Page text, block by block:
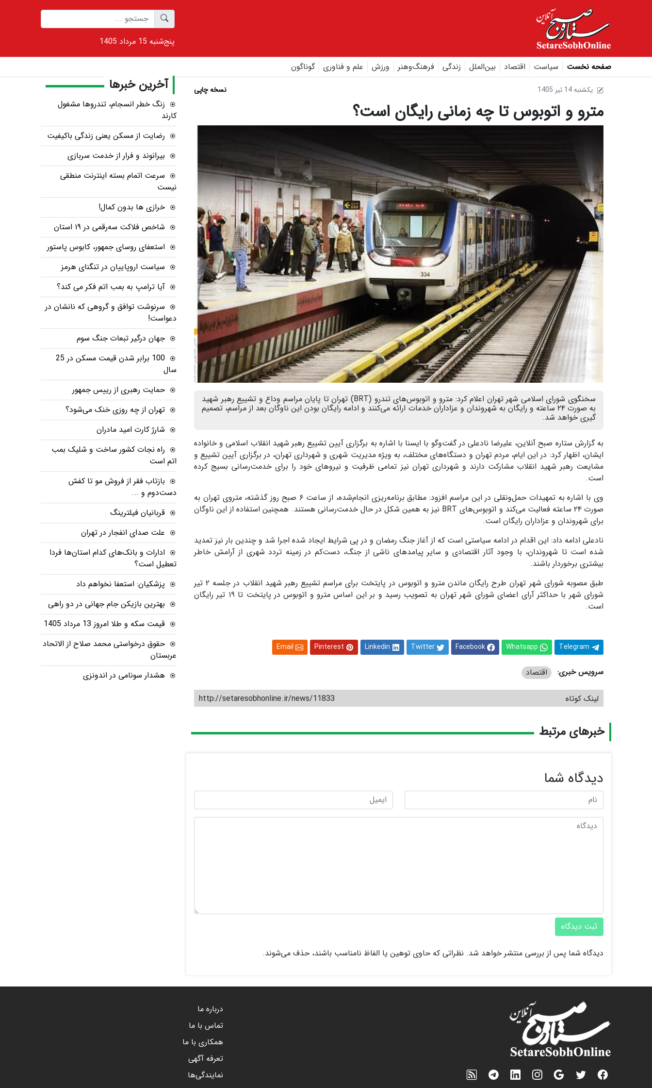
1405 پنج‌شنبه 15 مرداد
صفحه نخست سیاست اقتصاد بین‌الملل زندگی فرهنگ‌و‌هنر ورزش علم و فناوری گوناگون
1405 يکشنبه 14 تير نسخه چاپی
مترو و اتوبوس تا چه زمانی رایگان است؟
سخنگوی شورای اسلامی شهر تهران اعلام کرد: مترو و اتوبوس‌های تندرو (BRT) تهران تا پایان مراسم وداع و تشییع رهبر شهید
به‌ صورت ۲۴ ساعته و رایگان به شهروندان و عزاداران خدمات ارائه می‌کنند و ادامه رایگان بودن این ناوگان بعد از مراسم، تصمیم
گیری خواهد شد.
به گزارش ستاره صبح آنلاین، علیرضا نادعلی در گفت‌وگو با ایسنا با اشاره به برگزاری آیین تشییع رهبر شهید انقلاب اسلامی و خانواده
ایشان، اظهار کرد: در این ایام، مردم تهران و دستگاه‌های مختلف، به‌ ویژه مدیریت شهری و شهرداری تهران، در برگزاری آیین تشییع و
مشایعت رهبر شهید انقلاب مشارکت دارند و شهرداری تهران نیز تمامی ظرفیت و نیروهای خود را برای خدمت‌رسانی بسیج کرده
است.
وی با اشاره به تمهیدات حمل‌ونقلی در این مراسم افزود: مطابق برنامه‌ریزی انجام‌شده، از ساعت ۶ صبح روز گذشته، متروی تهران به‌
صورت ۲۴ ساعته فعالیت می‌کند و اتوبوس‌های BRT نیز به همین شکل در حال خدمت‌رسانی هستند. همچنین استفاده از این ناوگان
برای شهروندان و عزاداران رایگان است.
نادعلی ادامه داد: این اقدام در ادامه سیاستی است که از آغاز جنگ رمضان و در پی شرایط ایجاد شده اجرا شد و چندین بار نیز تمدید
شده است تا شهروندان، با وجود آثار اقتصادی و سایر پیامدهای ناشی از جنگ، دست‌کم در زمینه تردد شهری از آرامش خاطر
بیشتری برخوردار باشند.
طبق مصوبه شورای شهر تهران طرح رایگان ماندن مترو و اتوبوس در پایتخت برای مراسم تشییع رهبر شهید انقلاب در جلسه ۲ تیر
شورای شهر با حداکثر آرای اعضای شورای شهر تهران به تصویب رسید و بر این اساس مترو و اتوبوس در پایتخت تا ۱۹ تیر رایگان
است.
Telegram
Whatsapp
Facebook
Twitter
Linkedin
Pinterest
Email
سرویس خبری: اقتصاد
لینک کوتاه http://setaresobhonline.ir/news/11833
خبرهای مرتبط
دیدگاه شما
ثبت دیدگاه
دیدگاه شما پس از بررسی منتشر خواهد شد. نظراتی که حاوی توهین یا الفاظ نامناسب باشند، حذف می‌شوند.
آخرین خبرها
زنگ خطر انسجام، تندروها مشغول
کارند
رضایت از مسکن یعنی زندگی باکیفیت
بیرانوند و فرار از خدمت سربازی
سرعت اتمام بسته‌ اینترنت منطقی
نیست
خرازی ها بدون کمال!
شاخص فلاکت سه‌رقمی در ۱۹ استان
استعفای روسای جمهور، کابوس پاستور
سیاست اروپاییان در تنگنای هرمز
آیا ترامپ به بمب اتم فکر می کند؟
سرنوشت توافق و گروهی که نانشان در
دعواست!
جهان درگیر تبعات جنگ سوم
100 برابر شدن قیمت مسکن در 25
سال
حمایت رهبری از رییس جمهور
تهران از چه روزی خنک می‌شود؟
شارژ کارت امید مادران
راه نجات کشور ساخت و شلیک بمب
اتم است
بازتاب فقر از فروش مو تا کفش
دست‌دوم و ...
قربانیان فیلترینگ
علت صدای انفجار در تهران
ادارات و بانک‌های کدام استان‌ها فردا
تعطیل است؟
پزشکیان: استعفا نخواهم داد
بهترین بازیکن جام جهانی در دو راهی
قیمت سکه و طلا امروز 13 مرداد 1405
حقوق درخواستی محمد صلاح از الاتحاد
عربستان
هشدار سونامی در اندونزی
درباره ما
تماس با ما
همکاری با ما
تعرفه آگهی
نمایندگی‌ها